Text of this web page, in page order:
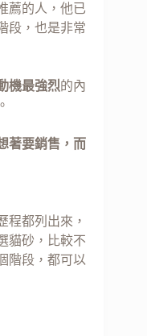
薦的人，他已
段，也是非常
機最強烈的內
著要銷售，而
程都列出來，
貓砂，比較不
階段，都可以